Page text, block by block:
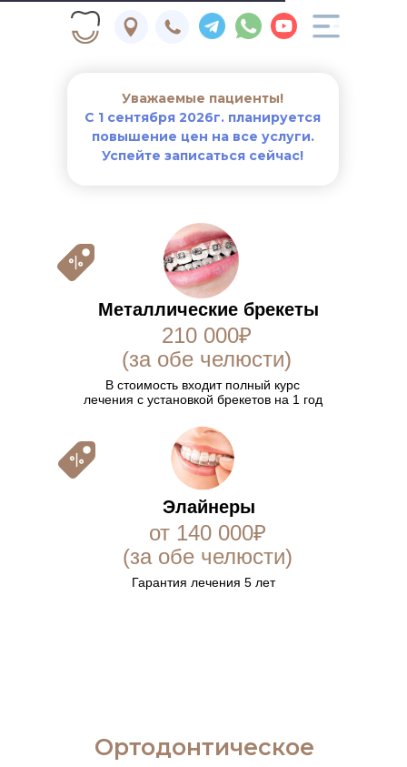
Уважаемые пациенты!
С 1 сентября 2026г. планируется
повышение цен на все услуги.
Успейте записаться сейчас!
Металлические брекеты
210 000₽
(за обе челюсти)
В стоимость входит полный курс
лечения с установкой брекетов на 1 год
Элайнеры
от 140 000₽
(за обе челюсти)
Гарантия лечения 5 лет
Ортодонтическое